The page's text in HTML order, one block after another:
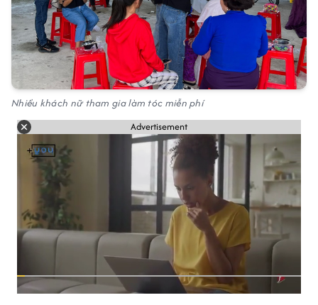
Nhiều khách nữ tham gia làm tóc miễn phí
Advertisement